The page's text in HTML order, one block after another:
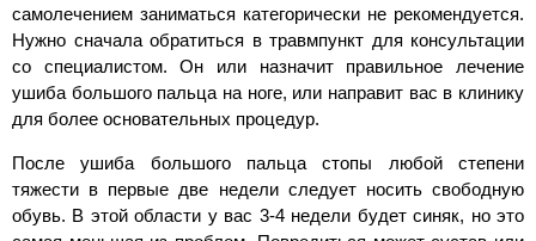
самолечением заниматься категорически не рекомендуется.
Нужно сначала обратиться в травмпункт для консультации
со специалистом. Он или назначит правильное лечение
ушиба большого пальца на ноге, или направит вас в клинику
для более основательных процедур.
После ушиба большого пальца стопы любой степени
тяжести в первые две недели следует носить свободную
обувь. В этой области у вас 3-4 недели будет синяк, но это